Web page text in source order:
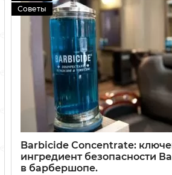
Советы
Barbicide Сoncentrate:
ингредиент безопасности
в барбершопе.